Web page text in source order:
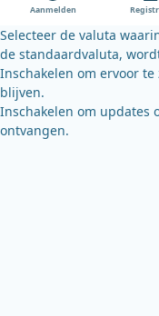
Aanmelden
Selecteer de valuta
de standaardvaluta,
Inschakelen om ervoor
blijven.
Inschakelen om updates
ontvangen.